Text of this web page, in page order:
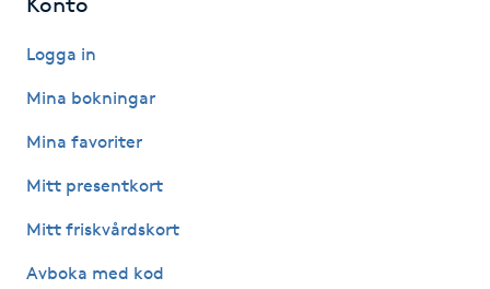
Funktionsanalys
Föning
G
Gel naglar
Logga in
Mina bokningar
Mina favoriter
Mitt presentkort
Mitt friskvårdskort
Avboka med kod